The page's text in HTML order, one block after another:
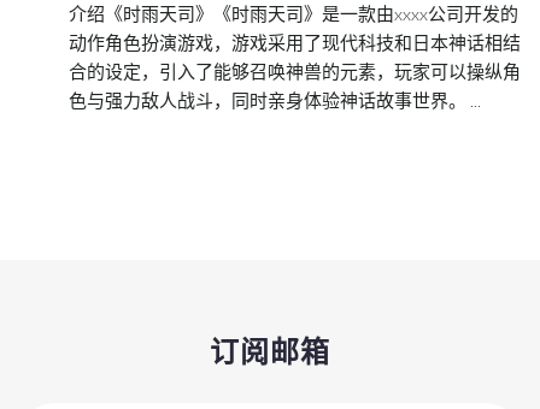
介绍《时雨天司》《时雨天司》是一款由xxxx公司开发的
动作角色扮演游戏，游戏采用了现代科技和日本神话相结
合的设定，引入了能够召唤神兽的元素，玩家可以操纵角
色与强力敌人战斗，同时亲身体验神话故事世界。 ...
订阅邮箱